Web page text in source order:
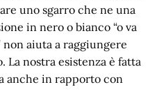
uno sgarro che ne una
in nero o bianco “o va
aiuta a raggiungere
La nostra esistenza è fatta
anche in rapporto con